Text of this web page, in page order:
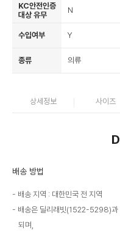
KC안전인증
대상 유무
N
수입여부 Y
종류 의류
상세정보 사이즈
배송 방법
배송 지역 : 대한민국 전 지역
배송은 딜리래빗(1522-5298)
되며,